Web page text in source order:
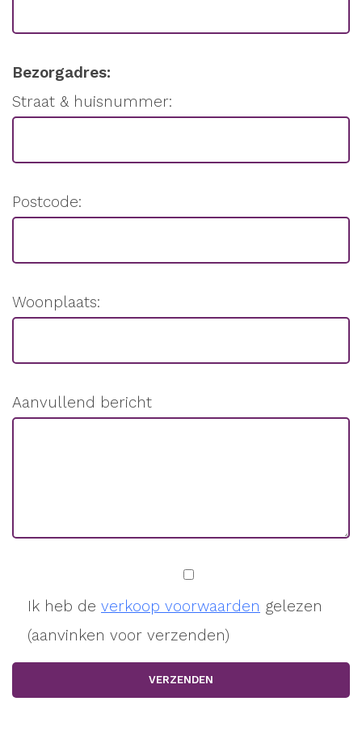
Bezorgadres:
Straat & huisnummer:
Postcode:
Woonplaats:
Aanvullend bericht
Ik heb de verkoop voorwaarden gelezen
(aanvinken voor verzenden)